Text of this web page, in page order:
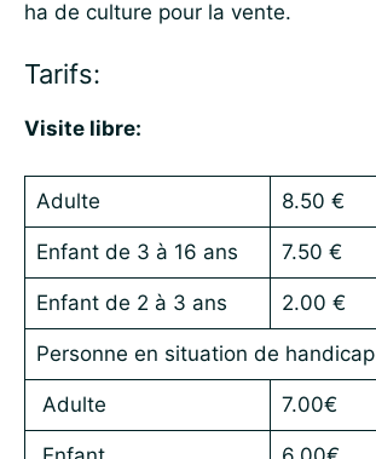
ha de culture pour la vente.
Tarifs:
Visite libre:
Adulte 8.50 €
Enfant de 3 à 16 ans 7.50 €
Enfant de 2 à 3 ans 2.00 €
Personne en situation de handicap
Adulte 7.00€